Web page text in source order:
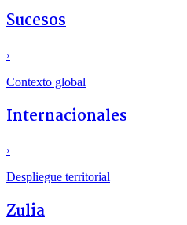
Sucesos
›
Contexto global
Internacionales
›
Despliegue territorial
Zulia